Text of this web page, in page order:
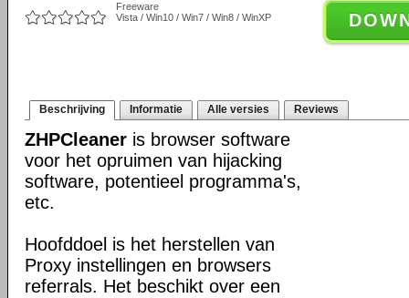
Freeware
Vista / Win10 / Win7 / Win8 / WinXP
Beschrijving Informatie Alle versies Reviews
ZHPCleaner is browser software
voor het opruimen van hijacking
software, potentieel programma's,
etc.
Hoofddoel is het herstellen van
Proxy instellingen en browsers
referrals. Het beschikt over een